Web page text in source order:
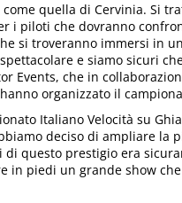
quella di Cervinia. Si
i piloti che dovranno
si troveranno immersi in
e siamo sicuri
Events, che in
organizzato il
Italiano Velocità su
deciso di ampliare la
questo prestigio era
in piedi un grande show che